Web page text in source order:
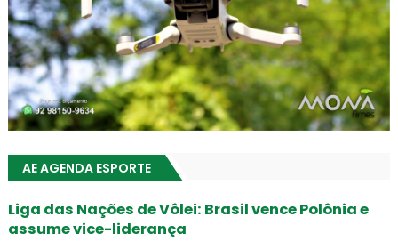
AE AGENDA ESPORTE
Liga das Nações de Vôlei: Brasil vence Polônia e
assume vice-liderança